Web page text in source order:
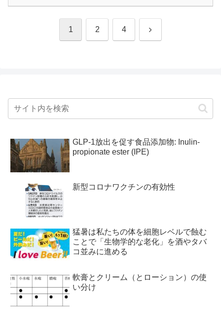
1 2 4 次
GLP-1放出を促す食品添加物: Inulin-
propionate ester (IPE)
新型コロナワクチンの有効性
猛暑は私たちの体を細胞レベルで蝕む
ことで「生物学的な老化」を酒やタバ
コ並みに進める
軟膏とクリーム（とローション）の使
い分け